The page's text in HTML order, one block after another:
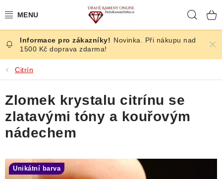
na
ČESKÉ KAMENY
ŠPERKY
KAMENY ZE SVĚTA
BROUŠENÉ
ÚČINKY
Novinka. Při nákupu nad
1500 Kč doprava zdarma!
Citrín
Zlomek krystalu citrínu se
zlatavými tóny a kouřovým
nádechem
Unikátní barva